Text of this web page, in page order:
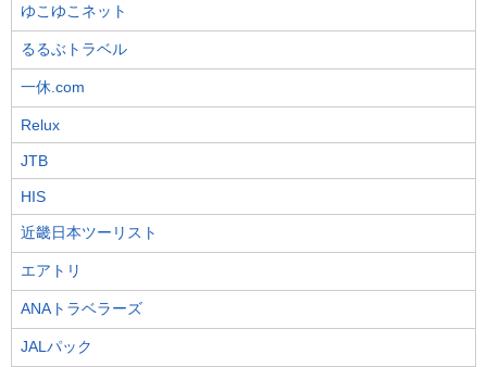
ゆこゆこネット
るるぶトラベル
一休.com
Relux
JTB
HIS
近畿日本ツーリスト
エアトリ
ANAトラベラーズ
JALパック